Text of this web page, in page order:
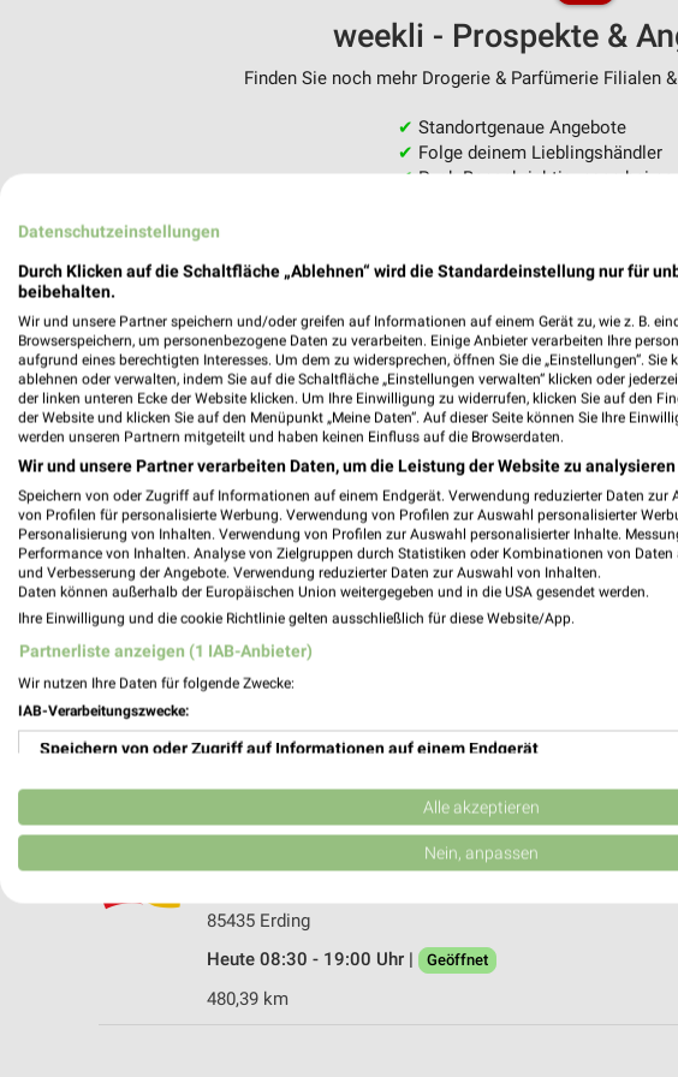
weekli - Prospekte &
Finden Sie noch mehr Drogerie & Parfümerie Filialen
✔ Standortgenaue Angebote
✔ Folge deinem Lieblingshändler
✔Push-Benachrichtigungen bei
dm Markt Schwaben
Burgerfeld 12
Heute 08:00 - 20:00 Uhr | Geöffnet
493,83 km
dm Erding
85435 Erding
Heute 08:30 - 19:00 Uhr |
Geöffnet
480,39 km
Datenschutzeinstellungen
Durch Klicken auf die Schaltfläche „Ablehnen“ wird die Standardeinstellung nur für
beibehalten.
Wir und unsere Partner speichern und/oder greifen auf Informationen auf einem Gerät zu, wie z. B.
Browserspeichern, um personenbezogene Daten zu verarbeiten. Einige Anbieter verarbeiten Ihre
aufgrund eines berechtigten Interesses. Um dem zu widersprechen, öffnen Sie die „Einstellungen“. Sie
ablehnen oder verwalten, indem Sie auf die Schaltfläche „Einstellungen verwalten“ klicken oder
der linken unteren Ecke der Website klicken. Um Ihre Einwilligung zu widerrufen, klicken Sie auf den
der Website und klicken Sie auf den Menüpunkt „Meine Daten“. Auf dieser Seite können Sie Ihre
werden unseren Partnern mitgeteilt und haben keinen Einfluss auf die Browserdaten.
Wir und unsere Partner verarbeiten Daten, um die Leistung der Website zu
Speichern von oder Zugriff auf Informationen auf einem Endgerät. Verwendung reduzierter Daten zur
von Profilen für personalisierte Werbung. Verwendung von Profilen zur Auswahl personalisierter
Personalisierung von Inhalten. Verwendung von Profilen zur Auswahl personalisierter Inhalte.
Performance von Inhalten. Analyse von Zielgruppen durch Statistiken oder Kombinationen von Daten
und Verbesserung der Angebote. Verwendung reduzierter Daten zur Auswahl von Inhalten.
Daten können außerhalb der Europäischen Union weitergegeben und in die USA gesendet werden.
Ihre Einwilligung und die cookie Richtlinie gelten ausschließlich für diese Website/App.
Partnerliste anzeigen (1 IAB-Anbieter)
Wir nutzen Ihre Daten für folgende Zwecke:
IAB-Verarbeitungszwecke:
Speichern von oder Zugriff auf Informationen auf einem Endgerät
Verwendung reduzierter Daten zur Auswahl von Werbeanzeigen
Erstellung von Profilen für personalisierte Werbung
Erstellung von Profilen zur Personalisierung von Inhalten
Verwendung von Profilen zur Auswahl personalisierter Inhalte
Alle akzeptieren
Nein, anpassen